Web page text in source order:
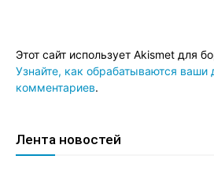
Этот сайт использует Akismet для
Узнайте, как обрабатываются ваши
комментариев.
Лента новостей